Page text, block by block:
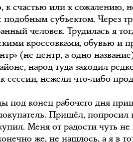
счастью или к сожалению,
подобным субъектом. Через
человек. Трудилась я
кроссовками, обувью и
(не центр, а одно
народ туда заходил
сессии, нежели что-либо
под конец рабочего дня
Пришёл, попросил
Меня от радости чуть не
же, не нашлось, а я в